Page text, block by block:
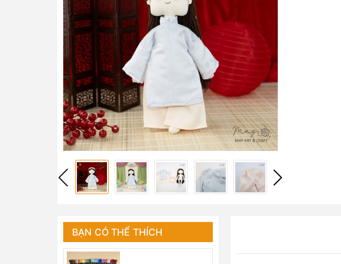
BẠN CÓ THỂ THÍCH